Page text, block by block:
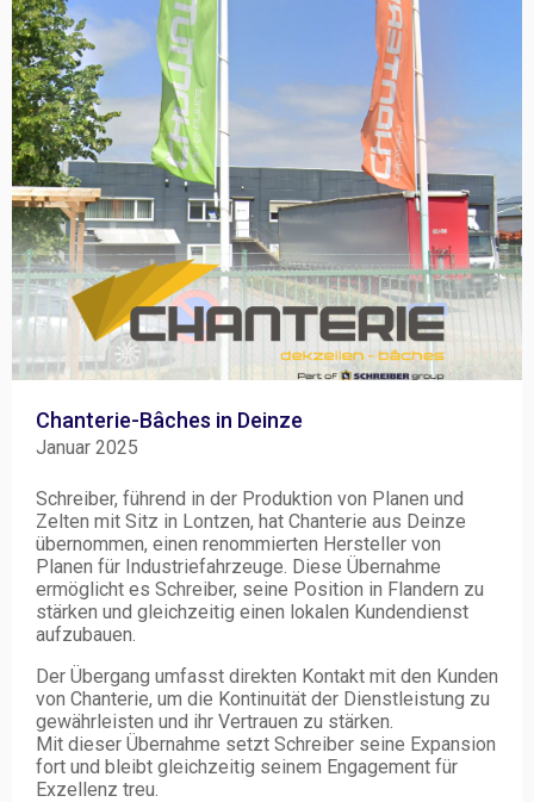
Chanterie-Bâches in Deinze
Januar 2025
Schreiber, führend in der Produktion von Planen und
Zelten mit Sitz in Lontzen, hat Chanterie aus Deinze
übernommen, einen renommierten Hersteller von
Planen für Industriefahrzeuge. Diese Übernahme
ermöglicht es Schreiber, seine Position in Flandern zu
stärken und gleichzeitig einen lokalen Kundendienst
aufzubauen.
Der Übergang umfasst direkten Kontakt mit den Kunden
von Chanterie, um die Kontinuität der Dienstleistung zu
gewährleisten und ihr Vertrauen zu stärken.
Mit dieser Übernahme setzt Schreiber seine Expansion
fort und bleibt gleichzeitig seinem Engagement für
Exzellenz treu.